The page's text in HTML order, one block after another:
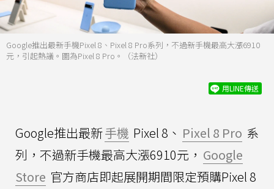
Google推出最新手機Pixel 8、Pixel 8 Pro系列，不過新手機最高大漲6910
元，引起熱議。圖為Pixel 8 Pro。（法新社）
用LINE傳送
Google推出最新手機 Pixel 8、 Pixel 8 Pro 系
列，不過新手機最高大漲6910元， Google
Store 官方商店即起展開期間限定預購Pixel 8